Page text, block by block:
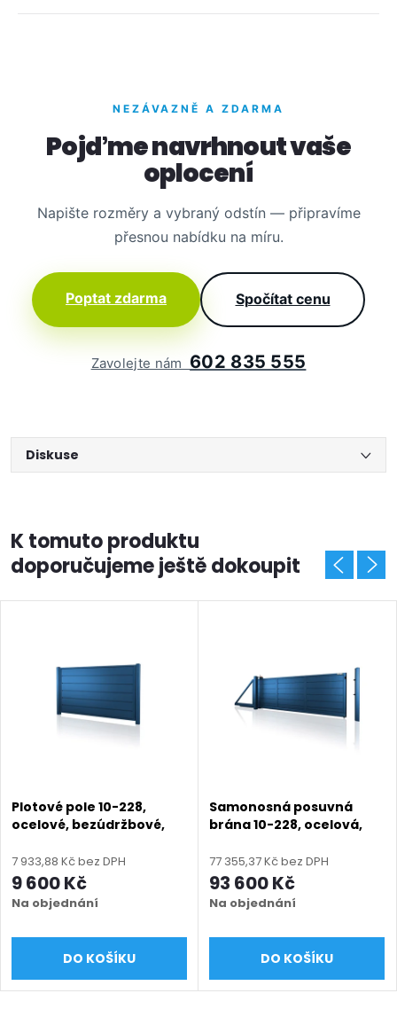
NEZÁVAZNĚ A ZDARMA
Pojďme navrhnout vaše
oplocení
Napište rozměry a vybraný odstín — připravíme
přesnou nabídku na míru.
Poptat zdarma Spočítat cenu
Zavolejte nám 602 835 555
Diskuse
K tomuto produktu
doporučujeme ještě dokoupit
Plotové pole 10-228,
ocelové, bezúdržbové,
(šířka 500–3000 mm,
výška 550–2050 mm),
modrá RAL 5010 matná
7 933,88 Kč bez DPH
9 600 Kč
Na objednání
DO KOŠÍKU
Samonosná posuvná
brána 10-228, ocelová,
mezery, na míru (šířka
2400 - 6000 mm, výška
1050 - 2050 mm), modrá
5010 matná
77 355,37 Kč bez DPH
93 600 Kč
Na objednání
DO KOŠÍKU